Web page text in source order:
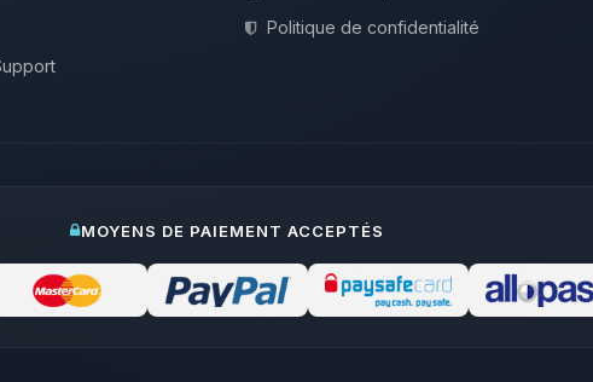
Politique de confidentialité
MOYENS DE PAIEMENT ACCEPTÉS